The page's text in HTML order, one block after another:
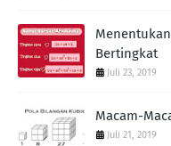
Bertingkat
Juli 23, 2019
Macam-
Juli 21, 2019